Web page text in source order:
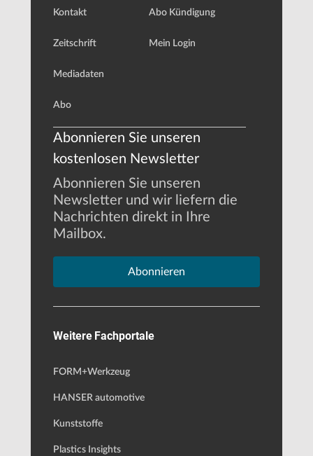
Kontakt
Zeitschrift
Mediadaten
Abo
Abo Kündigung
Mein Login
Abonnieren Sie unseren
kostenlosen Newsletter
Abonnieren Sie unseren
Newsletter und wir liefern die
Nachrichten direkt in Ihre
Mailbox.
Abonnieren
Weitere Fachportale
FORM+Werkzeug
HANSER automotive
Kunststoffe
Plastics Insights